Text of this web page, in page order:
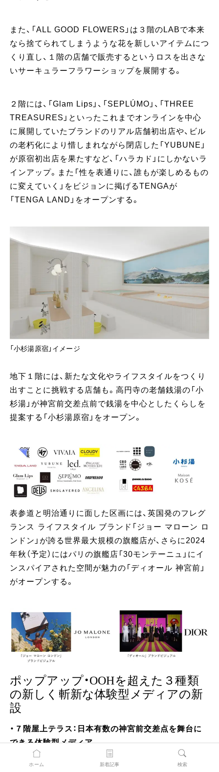
また、「ALL GOOD FLOWERS」は３階のLABで本来
なら捨てられてしまうような花を新しいアイテムにつ
くり直し、１階の店舗で販売するというロスを出さな
いサーキュラーフラワーショップを展開する。
２階には、「Glam Lips」、「SEPLÚMO」、「THREE
TREASURES」といったこれまでオンラインを中心
に展開していたブランドのリアル店舗初出店や、ビル
の老朽化により惜しまれながら閉店した「YUBUNE」
が原宿初出店を果たすなど、「ハラカド」にしかないラ
インアップ。また「性を表通りに、誰もが楽しめるもの
に変えていく」をビジョンに掲げるTENGAが
「TENGA LAND」をオープンする。
「小杉湯原宿」イメージ
地下１階には、新たな文化やライフスタイルをつくり
出すことに挑戦する店舗も。高円寺の老舗銭湯の「小
杉湯」が神宮前交差点前で銭湯を中心としたくらしを
提案する「小杉湯原宿」をオープン。
表参道と明治通りに面した区画には、英国発のフレグ
ランス ライフスタイル ブランド「ジョー マローン ロ
ンドン」が誇る世界最大規模の旗艦店が、さらに2024
年秋（予定）にはパリの旗艦店「30モンテーニュ」にイ
ンスパイアされた空間が魅力の「ディオール 神宮前」
がオープンする。
ポップアップ・OOHを超えた３種類
の新しく斬新な体験型メディアの新
設
・７階屋上テラス：日本有数の神宮前交差点を舞台に
できる体験型メディア
・２階：日本有数の神宮前交差点の前で実現する、あら
ゆる雑誌の紙面と連動したリアル体験メディア
ホーム 新着記事 検索